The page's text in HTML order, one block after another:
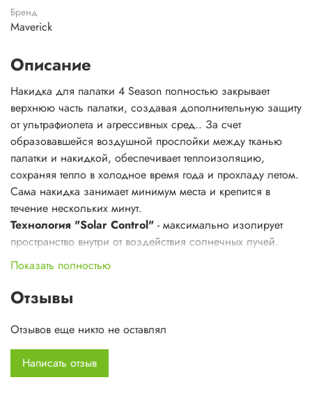
Бренд
Maverick
Описание
Накидка для палатки 4 Season полностью закрывает
верхнюю часть палатки, создавая дополнительную защиту
от ультрафиолета и агрессивных сред.. За счет
образовавшейся воздушной прослойки между тканью
палатки и накидкой, обеспечивает теплоизоляцию,
сохраняя тепло в холодное время года и прохладу летом.
Сама накидка занимает минимум места и крепится в
течение нескольких минут.
Технология "Solar Control" - максимально изолирует
пространство внутри от воздействия солнечных лучей.
Материал тента со специальным внутренним покрытием -
Solar C © препятствует ультрафиолетовому и
инфракрасному излучению, успешно предотвращая
нагревание внутреннего пространства.
Накидка на верхнюю часть крыши укрепляет конструкцию,
Показать полностью
Отзывы
Отзывов еще никто не оставлял
Написать отзыв